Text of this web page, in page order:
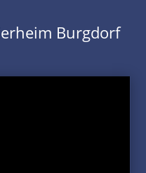
Burgdorf